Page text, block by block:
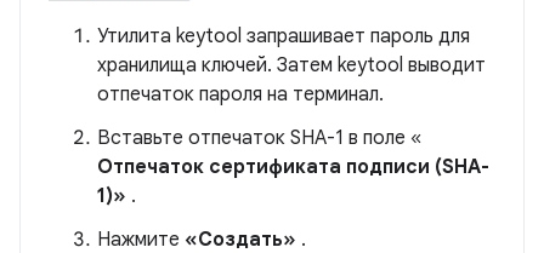
Утилита keytool запрашивает пароль для
хранилища ключей. Затем keytool выводит
отпечаток пароля на терминал.
Вставьте отпечаток SHA-1 в поле «
Отпечаток сертификата подписи (SHA-
1)» .
Нажмите «Создать» .